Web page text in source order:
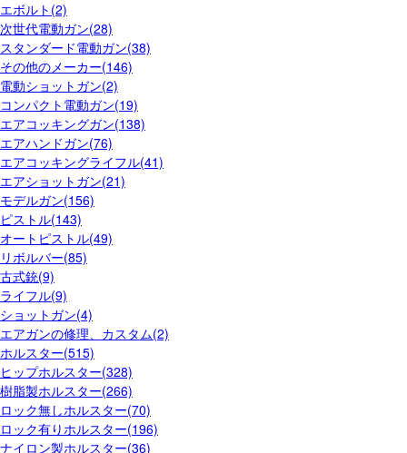
エボルト(2)
次世代電動ガン(28)
スタンダード電動ガン(38)
その他のメーカー(146)
電動ショットガン(2)
コンパクト電動ガン(19)
エアコッキングガン(138)
エアハンドガン(76)
エアコッキングライフル(41)
エアショットガン(21)
モデルガン(156)
ピストル(143)
オートピストル(49)
リボルバー(85)
古式銃(9)
ライフル(9)
ショットガン(4)
エアガンの修理、カスタム(2)
ホルスター(515)
ヒップホルスター(328)
樹脂製ホルスター(266)
ロック無しホルスター(70)
ロック有りホルスター(196)
ナイロン製ホルスター(36)